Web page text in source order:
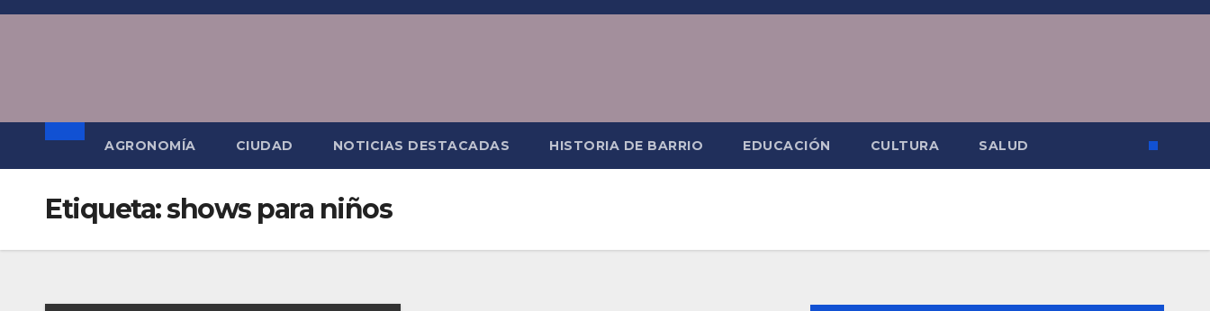
Saltar
AGRONOMÍA CIUDAD NOTICIAS DESTACADAS HISTORIA DE BARRIO EDUCACIÓN CULTURA SALUD
Etiqueta:shows para niños